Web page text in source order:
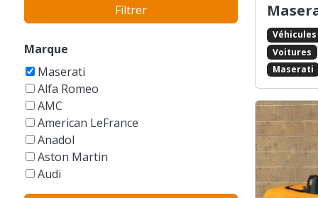
Filtrer
Marque
Maserati
Alfa Romeo
AMC
American LeFrance
Anadol
Aston Martin
Audi
Austin
Véhicules
Voitures
Maserati